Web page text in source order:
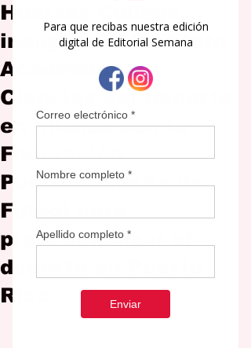
Huertas College
inaugura el Instituto
Académico de
Ciencias del Deporte
en alianza con la
Federación
Puertorriqueña de
Fútbol para
profesionalizar el
deporte en Puerto
Rico.